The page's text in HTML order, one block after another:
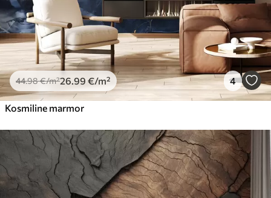
44.98€/m²26 .99 €/m² 4
Kosmiline marmor